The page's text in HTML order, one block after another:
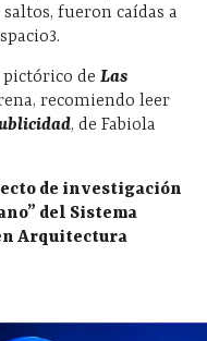
fueron caídas a
3.
de Las
recomiendo leer
, de Fabiola
de investigación
del Sistema
Arquitectura